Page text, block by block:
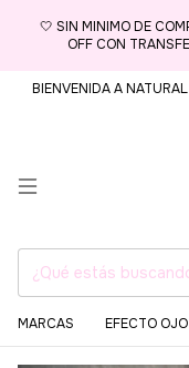
🤍 SIN MINIMO DE
OFF CON
BIENVENIDA A
MARCAS EFECTO